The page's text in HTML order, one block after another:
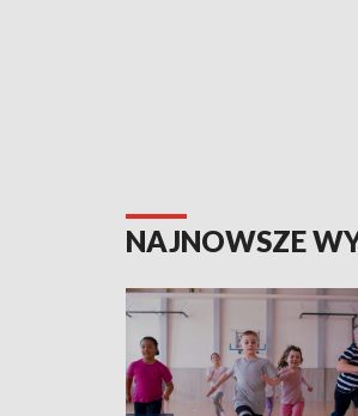
NAJNOWSZE